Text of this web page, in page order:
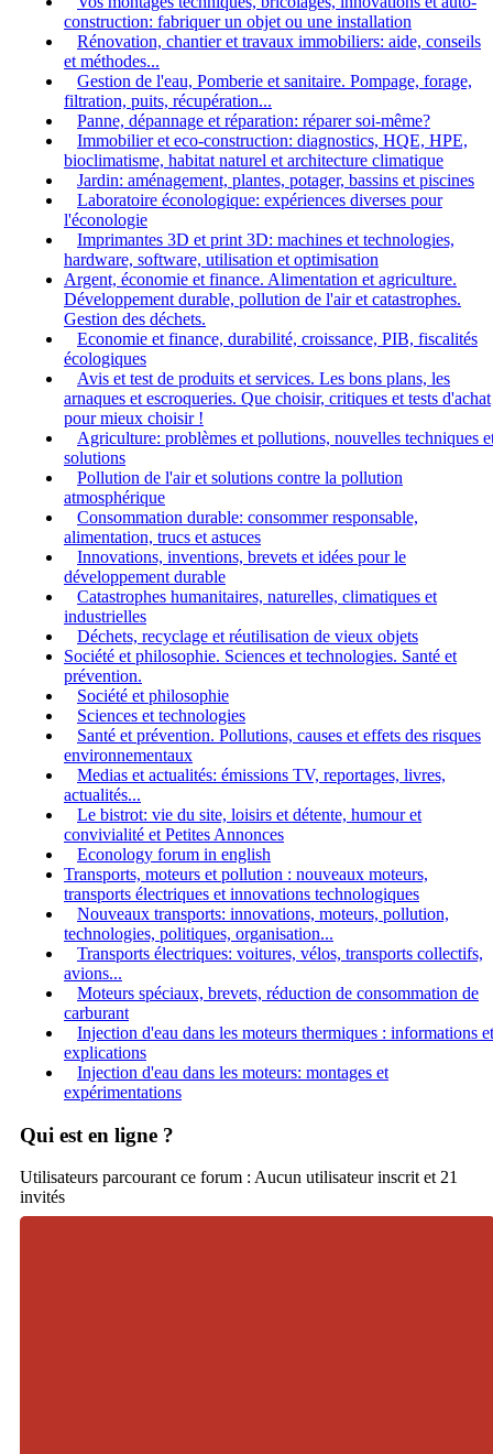
construction: fabriquer un objet ou une installation
Rénovation, chantier et travaux immobiliers: aide, conseils
et méthodes...
Gestion de l'eau, Pomberie et sanitaire. Pompage, forage,
filtration, puits, récupération...
Panne, dépannage et réparation: réparer soi-même?
Immobilier et eco-construction: diagnostics, HQE, HPE,
bioclimatisme, habitat naturel et architecture climatique
Jardin: aménagement, plantes, potager, bassins et piscines
Laboratoire éconologique: expériences diverses pour
l'éconologie
Imprimantes 3D et print 3D: machines et technologies,
hardware, software, utilisation et optimisation
Argent, économie et finance. Alimentation et agriculture.
Développement durable, pollution de l'air et catastrophes.
Gestion des déchets.
Economie et finance, durabilité, croissance, PIB, fiscalités
écologiques
Avis et test de produits et services. Les bons plans, les
arnaques et escroqueries. Que choisir, critiques et tests d'achat
pour mieux choisir !
Agriculture: problèmes et pollutions, nouvelles techniques
solutions
Pollution de l'air et solutions contre la pollution
atmosphérique
Consommation durable: consommer responsable,
alimentation, trucs et astuces
Innovations, inventions, brevets et idées pour le
développement durable
Catastrophes humanitaires, naturelles, climatiques et
industrielles
Déchets, recyclage et réutilisation de vieux objets
Société et philosophie. Sciences et technologies. Santé et
prévention.
Société et philosophie
Sciences et technologies
Santé et prévention. Pollutions, causes et effets des risques
environnementaux
Medias et actualités: émissions TV, reportages, livres,
actualités...
Le bistrot: vie du site, loisirs et détente, humour et
convivialité et Petites Annonces
Econology forum in english
Transports, moteurs et pollution : nouveaux moteurs,
transports électriques et innovations technologiques
Nouveaux transports: innovations, moteurs, pollution,
technologies, politiques, organisation...
Transports électriques: voitures, vélos, transports collectifs,
avions...
Moteurs spéciaux, brevets, réduction de consommation de
carburant
Injection d'eau dans les moteurs thermiques : informations et
explications
Injection d'eau dans les moteurs: montages et
expérimentations
Qui est en ligne ?
Utilisateurs parcourant ce forum : Aucun utilisateur inscrit et 21
invités